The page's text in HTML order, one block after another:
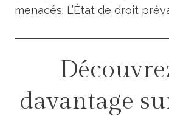
menacés. L’État de droit
davantage